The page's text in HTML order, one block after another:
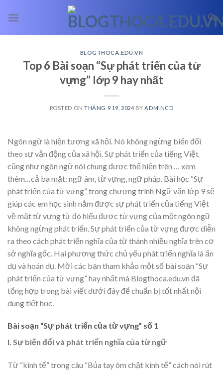
BLOGTHOCA.EDU.VN
Top 6 Bài soạn “Sự phát triển của từ
vựng” lớp 9 hay nhất
POSTED ONTHÁNG 9 19, 2024 BY ADMINCD
Ngôn ngữ là hiện tượng xã hội. Nó không ngừng biến đổi
theo sự vận động của xã hội. Sự phát triển của tiếng Việt
cũng như ngôn ngữ nói chung được thể hiện trên
… xem
thêm… cả ba mặt: ngữ âm, từ vựng, ngữ pháp. Bài học “Sự
phát triển của từ vựng” trong chương trình Ngữ văn lớp 9 sẽ
giúp các em học sinh nắm được sự phát triển của tiếng Việt
về mặt từ vựng từ đó hiểu được từ vựng của một ngôn ngữ
không ngừng phát triển. Sự phát triển của từ vựng được diễn
ra theo cách phát triển nghĩa của từ thành nhiều nghĩa trên cơ
sở nghĩa gốc. Hai phương thức chủ yếu phát triển nghĩa là ẩn
dụ và hoán dụ. Mời các bạn tham khảo một số bài soạn “Sự
phát triển của từ vựng” hay nhất mà Blogthoca.edu.vn đã
tổng hợp trong bài viết dưới đây để chuẩn bị tốt nhất nội
dung tiết học.
Bài soạn “Sự phát triển của từ vựng” số 1
I. Sự biến đổi và phát triển nghĩa của từ ngữ
Từ “kinh tế” trong câu “Bủa tay ôm chặt kinh tế” cách nói rút